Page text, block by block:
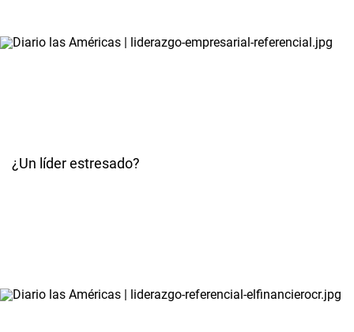
¿Un líder estresado?